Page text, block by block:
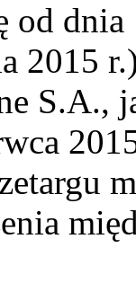
od
2015
S.A.,